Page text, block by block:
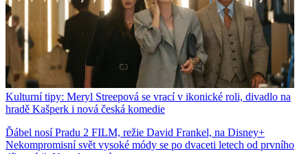
Kulturní tipy: Meryl Streepová se vrací v ikonické roli, divadlo na
hradě Kašperk i nová česká komedie
Ďábel nosí Pradu 2 FILM, režie David Frankel, na Disney+
Nekompromisní svět vysoké módy se po dvaceti letech od prvního